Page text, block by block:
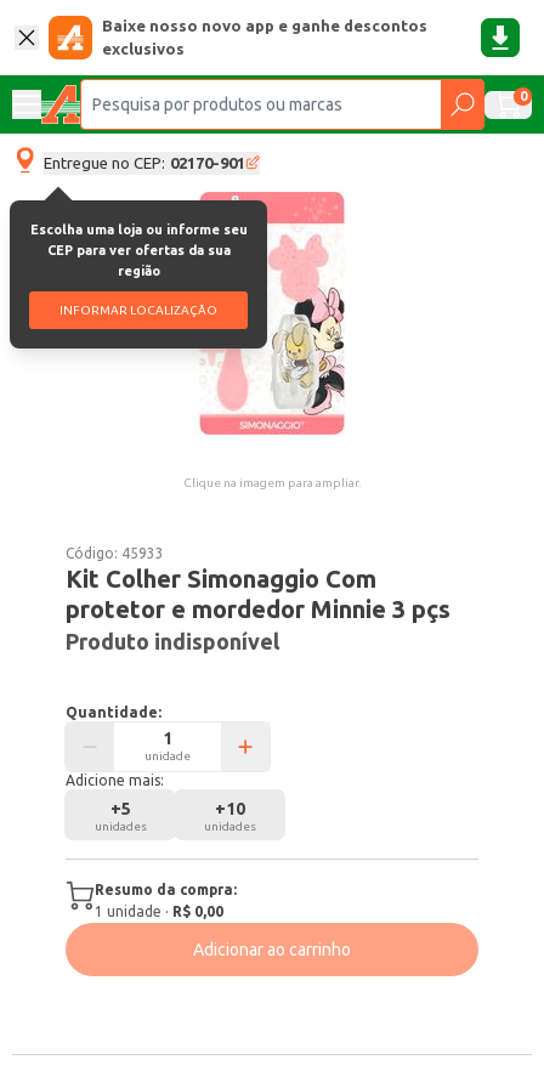
Baixe nosso novo app e ganhe descontos
exclusivos
0
Entregue no CEP: 02170-901
Escolha uma loja ou informe seu
CEP para ver ofertas da sua
região
INFORMAR LOCALIZAÇÃO
Clique na imagem para ampliar.
Código: 45933
Kit Colher Simonaggio Com
protetor e mordedor Minnie 3 pçs
Produto indisponível
Quantidade:
unidade
Adicione mais:
+5
unidades
+10
unidades
Resumo da compra:
1 unidade · R$ 0,00
Adicionar ao carrinho